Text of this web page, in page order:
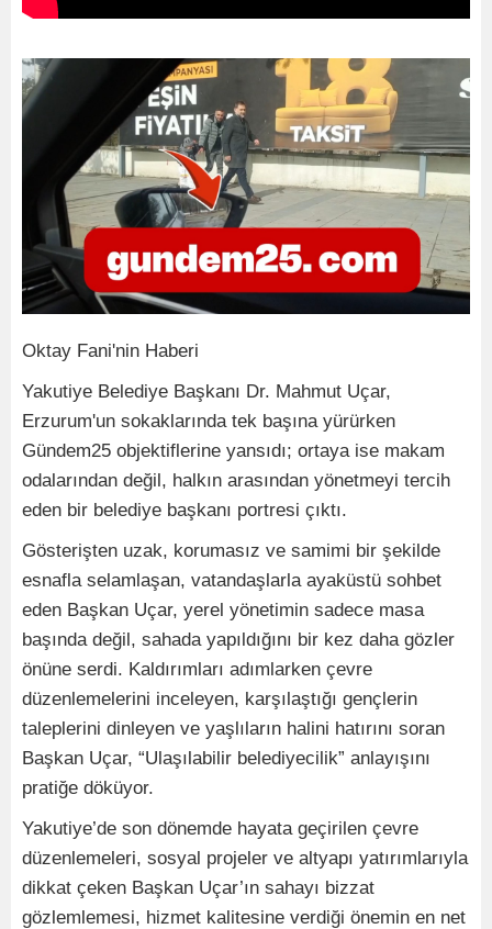
Oktay Fani'nin Haberi
Yakutiye Belediye Başkanı Dr. Mahmut Uçar,
Erzurum'un sokaklarında tek başına yürürken
Gündem25 objektiflerine yansıdı; ortaya ise makam
odalarından değil, halkın arasından yönetmeyi tercih
eden bir belediye başkanı portresi çıktı.
Gösterişten uzak, korumasız ve samimi bir şekilde
esnafla selamlaşan, vatandaşlarla ayaküstü sohbet
eden Başkan Uçar, yerel yönetimin sadece masa
başında değil, sahada yapıldığını bir kez daha gözler
önüne serdi. Kaldırımları adımlarken çevre
düzenlemelerini inceleyen, karşılaştığı gençlerin
taleplerini dinleyen ve yaşlıların halini hatırını soran
Başkan Uçar, “Ulaşılabilir belediyecilik” anlayışını
pratiğe döküyor.
Yakutiye’de son dönemde hayata geçirilen çevre
düzenlemeleri, sosyal projeler ve altyapı yatırımlarıyla
dikkat çeken Başkan Uçar’ın sahayı bizzat
gözlemlemesi, hizmet kalitesine verdiği önemin en net